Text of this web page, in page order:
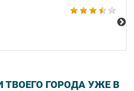
ТВОЕГО ГОРОДА УЖЕ В